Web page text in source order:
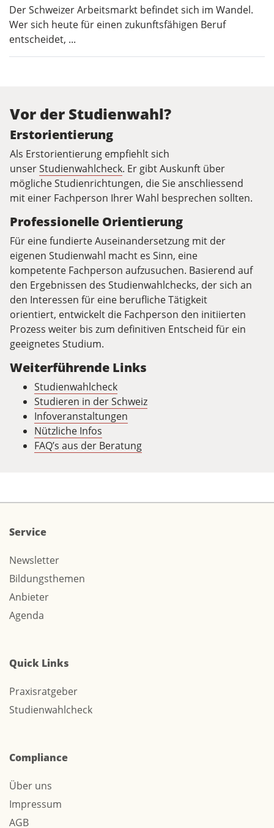
Der Schweizer Arbeitsmarkt befindet sich im Wandel.
Wer sich heute für einen zukunftsfähigen Beruf
entscheidet, ...
Vor der Studienwahl?
Erstorientierung
Als Erstorientierung empfiehlt sich
unserStudienwahlcheck. Er gibt Auskunft über
mögliche Studienrichtungen, die Sie anschliessend
mit einer Fachperson Ihrer Wahl besprechen sollten.
Professionelle Orientierung
Für eine fundierte Auseinandersetzung mit der
eigenen Studienwahl macht es Sinn, eine
kompetente Fachperson aufzusuchen. Basierend auf
den Ergebnissen des Studienwahlchecks, der sich an
den Interessen für eine berufliche Tätigkeit
orientiert, entwickelt die Fachperson den initiierten
Prozess weiter bis zum definitiven Entscheid für ein
geeignetes Studium.
Weiterführende Links
Studienwahlcheck
Studieren in der Schweiz
Infoveranstaltungen
Nützliche Infos
FAQ’s aus der Beratung
Service
Newsletter
Bildungsthemen
Anbieter
Agenda
Quick Links
Praxisratgeber
Studienwahlcheck
Compliance
Über uns
Impressum
AGB